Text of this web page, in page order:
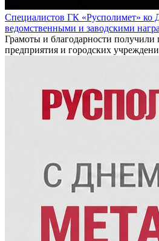
Специалистов ГК «Русполимет» ко
ведомственными и заводскими
Грамоты и благодарности получили
предприятия и городских